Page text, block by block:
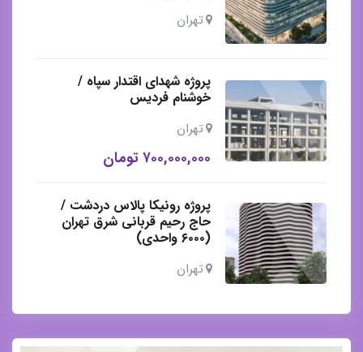
تهران
پروژه شهدای اقتدار سپاه /
خوشنام فردیس
تهران
۷۰۰,۰۰۰,۰۰۰تومان
پروژه رونیکا پالاس دردشت /
حاج رحیم قربانی شرق تهران
(۶۰۰۰ واحدی)
تهران